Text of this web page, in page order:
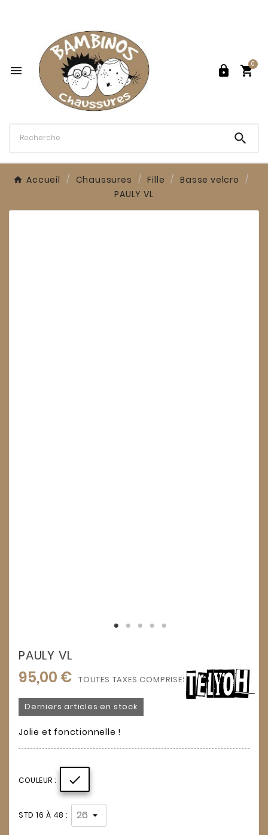
  
0

Accueil Chaussures Fille
Basse velcro
PAULY VL
PAULY VL
95,00 € TOUTES TAXES COMPRISES
Derniers articles en stock
Jolie et fonctionnelle !
COULEUR : 
STD 16 À 48 :